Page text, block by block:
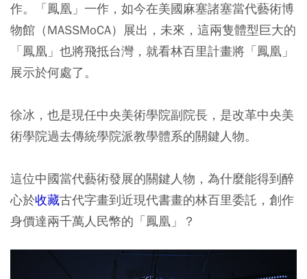
作。「鳳凰」一作，如今在美國麻塞諸塞當代藝術博
物館（MASSMoCA）展出，未來，這兩隻體型巨大的
「鳳凰」也將飛抵台灣，就看林百里計畫將「鳳凰」
展示於何處了。
徐冰，也是現任中央美術學院副院長，是改革中央美
術學院過去傳統學院派教學體系的關鍵人物。
這位中國當代藝術發展的關鍵人物，為什麼能得到醉
心於收藏古代字畫到近現代書畫的林百里委託，創作
身價達兩千萬人民幣的「鳳凰」？